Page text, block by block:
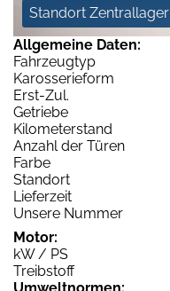
Standort Zentrallager
Allgemeine Daten:
Fahrzeugtyp
Karosserieform
Erst-Zul.
Getriebe
Kilometerstand
Anzahl der Türen
Farbe
Standort
Lieferzeit
Unsere Nummer
Motor:
kW / PS
Treibstoff